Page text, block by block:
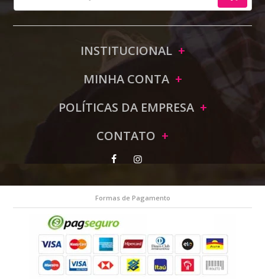
INSTITUCIONAL
MINHA CONTA
POLÍTICAS DA EMPRESA
CONTATO
Formas de Pagamento